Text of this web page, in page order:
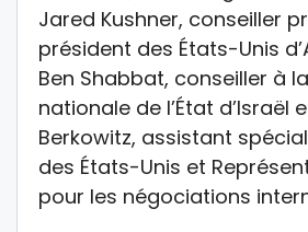
Jared Kushner, conseiller
président des États-Unis
Ben Shabbat, conseiller à
nationale de l’État d’Israël
Berkowitz, assistant
des États-Unis et
pour les négociations